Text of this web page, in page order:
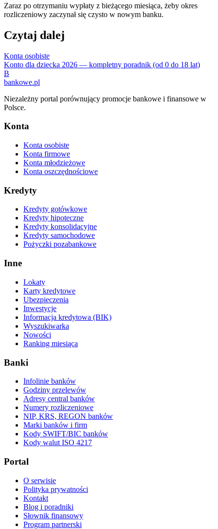
Zaraz po otrzymaniu wypłaty z bieżącego miesiąca, żeby okres
rozliczeniowy zaczynał się czysto w nowym banku.
Czytaj dalej
Konta osobiste
Konto dla dziecka 2026 — kompletny poradnik (od 0 do 18 lat)
B
bankowe.pl
Niezależny portal porównujący promocje bankowe i finansowe w
Polsce.
Konta
Konta osobiste
Konta firmowe
Konta młodzieżowe
Konta oszczędnościowe
Kredyty
Kredyty gotówkowe
Kredyty hipoteczne
Kredyty konsolidacyjne
Kredyty samochodowe
Pożyczki pozabankowe
Inne
Lokaty
Karty kredytowe
Ubezpieczenia
Inwestycje
Informacja kredytowa (BIK)
Wyszukiwarka
Nowości
Ranking miesiąca
Banki
Infolinie banków
Godziny przelewów
Adresy central banków
Numery rozliczeniowe
NIP, KRS, REGON banków
Marki banków i firm
Kody SWIFT/BIC banków
Kody walut ISO 4217
Portal
O serwisie
Polityka prywatności
Kontakt
Blog i poradniki
Słownik finansowy
Program partnerski